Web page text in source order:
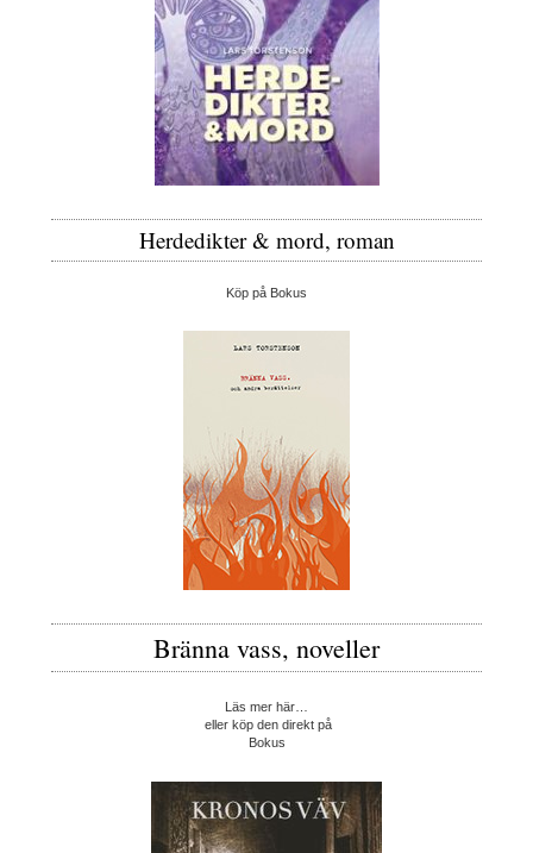
Herdedikter & mord, roman
Köp på Bokus
Bränna vass, noveller
Läs mer här…
eller köp den direkt på
Bokus